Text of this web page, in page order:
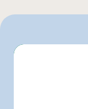
Metro